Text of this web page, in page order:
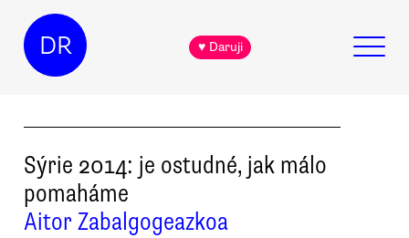
DR ♥ Daruji
Sýrie 2014: je ostudné, jak málo
pomaháme
Aitor Zabalgogeazkoa